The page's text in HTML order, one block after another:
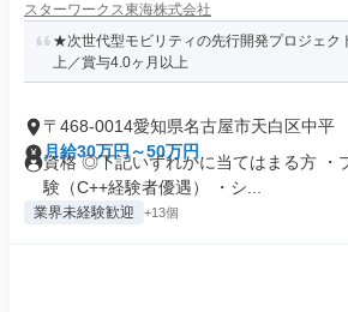
スターワークス東海株式会社
★次世代型モビリティの先行開発プロジェク
上／賞与4.0ヶ月以上
〒468-0014愛知県名古屋市天白区中平
月給30万円～50万円
資格 ◎下記いずれかに当てはまる方 ・
験（C++経験者優遇） ・シ...
業界未経験歓迎 +13個